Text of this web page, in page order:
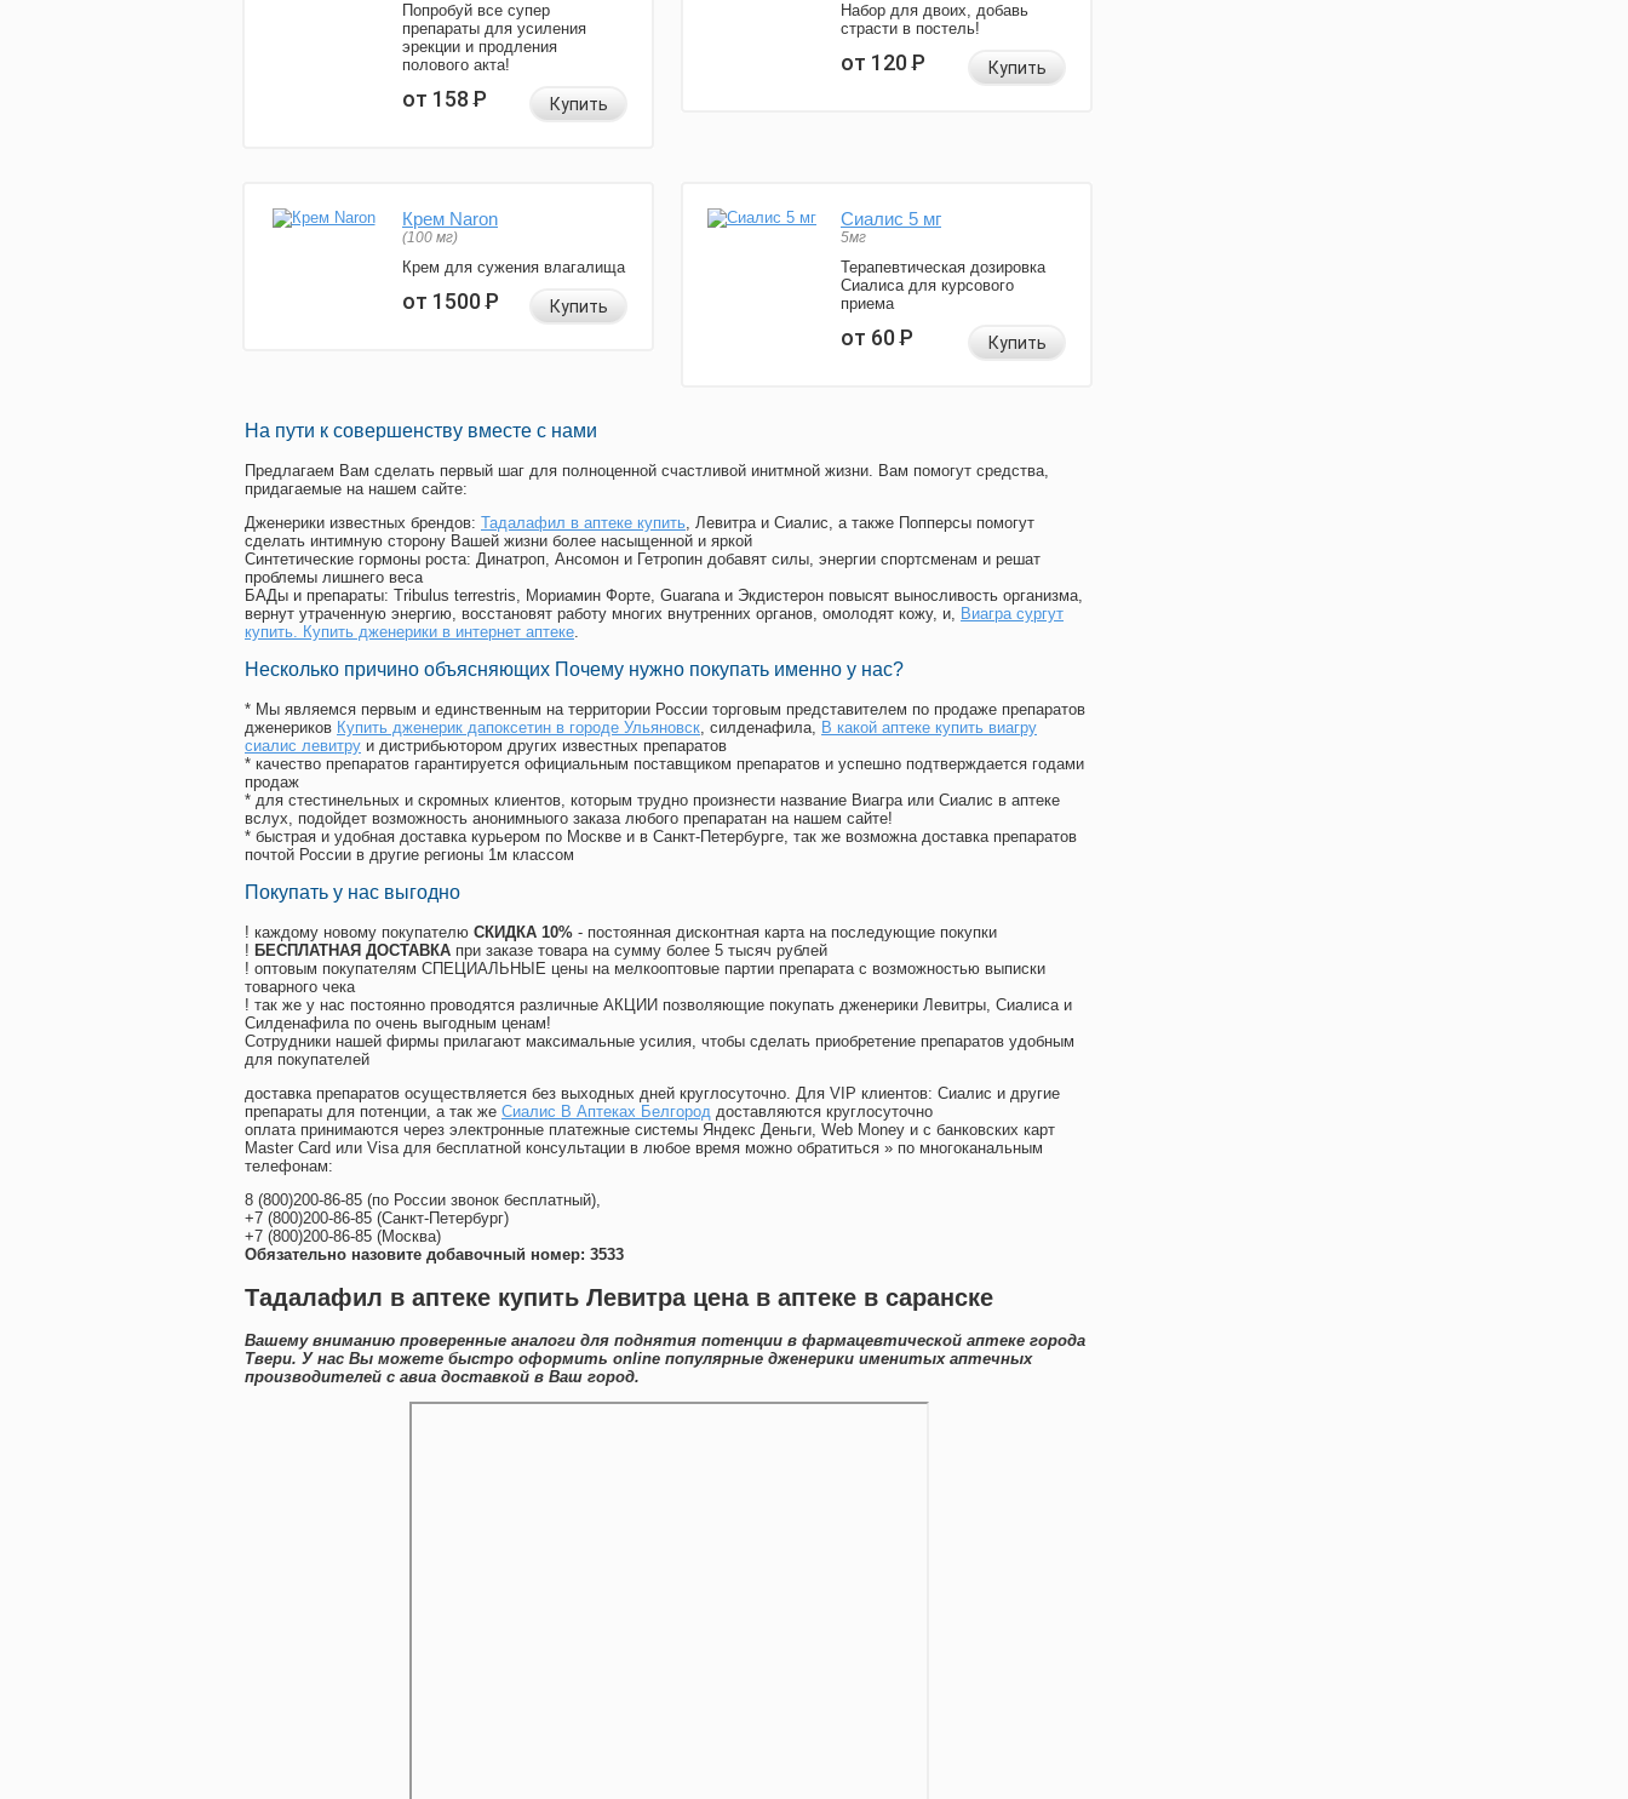
Попробуй все супер
препараты для усиления
эрекции и продления
полового акта!
от 158Р Купить
Набор для двоих, добавь
страсти в постель!
от 120Р Купить
Крем Naron
(100 мг)
Крем для сужения влагалища
от 1500Р Купить
Сиалис 5 мг
5мг
Терапевтическая дозировка
Сиалиса для курсового
приема
от 60Р Купить
На пути к совершенству вместе с нами
Предлагаем Вам сделать первый шаг для полноценной счастливой инитмной жизни. Вам помогут средства,
придагаемые на нашем сайте:
Дженерики известных брендов: Тадалафил в аптеке купить, Левитра и Сиалис, а также Попперсы помогут
сделать интимную сторону Вашей жизни более насыщенной и яркой
Синтетические гормоны роста: Динатроп, Ансомон и Гетропин добавят силы, энергии спортсменам и решат
проблемы лишнего веса
БАДы и препараты: Tribulus terrestris, Мориамин Форте, Guarana и Экдистерон повысят выносливость организма,
вернут утраченную энергию, восстановят работу многих внутренних органов, омолодят кожу, и, Виагра сургут
купить. Купить дженерики в интернет аптеке.
Несколько причино объясняющих Почему нужно покупать именно у нас?
* Мы являемся первым и единственным на территории России торговым представителем по продаже препаратов
дженериков Купить дженерик дапоксетин в городе Ульяновск, силденафила, В какой аптеке купить виагру
сиалис левитру и дистрибьютором других известных препаратов
* качество препаратов гарантируется официальным поставщиком препаратов и успешно подтверждается годами
продаж
* для стестинельных и скромных клиентов, которым трудно произнести название Виагра или Сиалис в аптеке
вслух, подойдет возможность анонимныого заказа любого препаратан на нашем сайте!
* быстрая и удобная доставка курьером по Москве и в Санкт-Петербурге, так же возможна доставка препаратов
почтой России в другие регионы 1м классом
Покупать у нас выгодно
! каждому новому покупателю СКИДКА 10% - постоянная дисконтная карта на последующие покупки
! БЕСПЛАТНАЯ ДОСТАВКА при заказе товара на сумму более 5 тысяч рублей
! оптовым покупателям СПЕЦИАЛЬНЫЕ цены на мелкооптовые партии препарата с возможностью выписки
товарного чека
! так же у нас постоянно проводятся различные АКЦИИ позволяющие покупать дженерики Левитры, Сиалиса и
Силденафила по очень выгодным ценам!
Cотрудники нашей фирмы прилагают максимальные усилия, чтобы сделать приобретение препаратов удобным
для покупателей
доставка препаратов осуществляется без выходных дней круглосуточно. Для VIP клиентов: Сиалис и другие
препараты для потенции, а так же Сиалис В Аптеках Белгород доставляются круглосуточно
оплата принимаются через электронные платежные системы Яндекс Деньги, Web Money и с банковских карт
Master Card или Visa для бесплатной консультации в любое время можно обратиться » по многоканальным
телефонам:
8 (800)200-86-85 (по России звонок бесплатный),
+7 (800)200-86-85 (Санкт-Петербург)
+7 (800)200-86-85 (Москва)
Обязательно назовите добавочный номер: 3533
Тадалафил в аптеке купить Левитра цена в аптеке в саранске
Вашему вниманию проверенные аналоги для поднятия потенции в фармацевтической аптеке города
Твери. У нас Вы можете быстро оформить online популярные дженерики именитых аптечных
производителей с авиа доставкой в Ваш город.